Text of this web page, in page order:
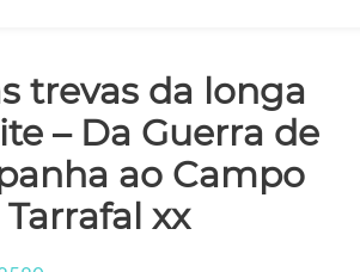
trevas da longa
– Da Guerra de
ao Campo
xx